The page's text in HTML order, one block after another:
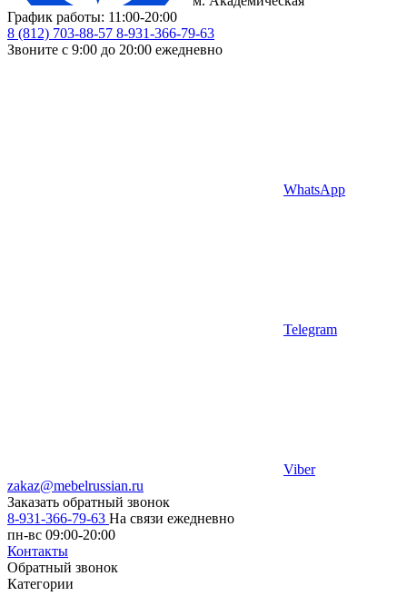
График работы: 11:00-20:00
8 (812) 703-88-57 8-931-366-79-63
Звоните с 9:00 до 20:00 ежедневно
WhatsApp
Telegram
Viber
zakaz@mebelrussian.ru
Заказать обратный звонок
8-931-366-79-63 На связи ежедневно
пн-вс 09:00-20:00
Контакты
Обратный звонок
Категории